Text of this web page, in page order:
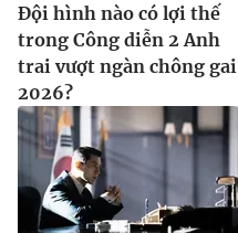
Đội hình nào có lợi thế
trong Công diễn 2 Anh
trai vượt ngàn chông gai
2026?